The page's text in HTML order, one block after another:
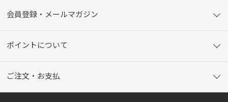
会員登録・メールマガジン
ポイントについて
ご注文・お支払